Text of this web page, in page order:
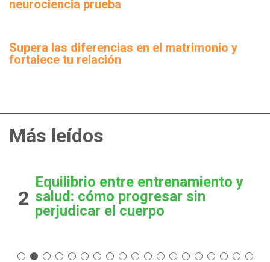
neurociencia prueba
Supera las diferencias en el matrimonio y
fortalece tu relación
Más leídos
2
Equilibrio entre entrenamiento y
salud: cómo progresar sin
perjudicar el cuerpo